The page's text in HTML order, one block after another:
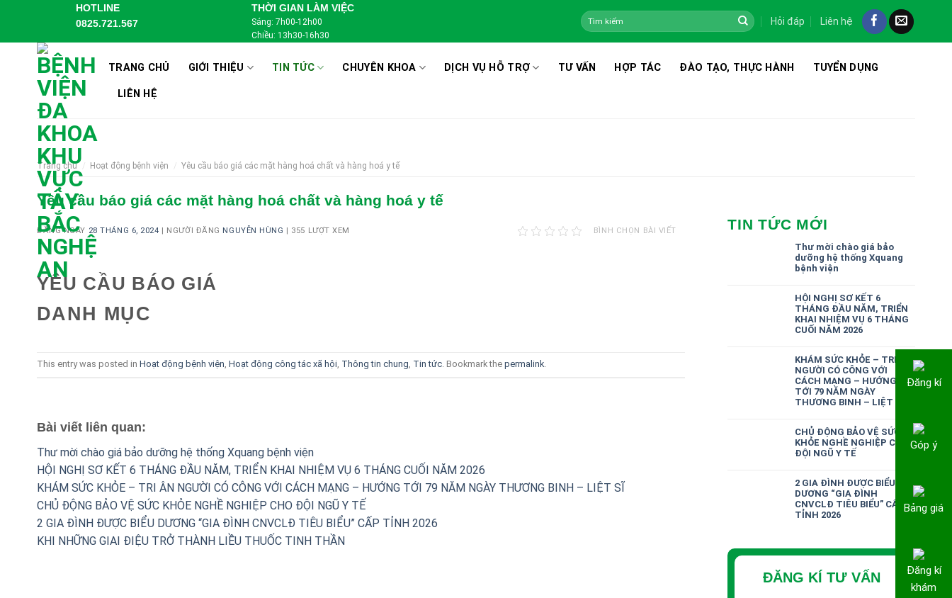
content
HOTLINE
0825.721.567
THỜI GIAN LÀM VIỆC
Sáng: 7h00-12h00
Chiều: 13h30-16h30
Hỏi đáp Liên hệ
TRANG CHỦ GIỚI THIỆU TIN TỨC CHUYÊN KHOA DỊCH VỤ HỖ TRỢ TƯ VẤN HỢP TÁC ĐÀO TẠO, THỰC HÀNH TUYỂN DỤNG
LIÊN HỆ
Trang chủ / Hoạt động bệnh viện / Yêu cầu báo giá các mặt hàng hoá chất và hàng hoá y tế
Yêu cầu báo giá các mặt hàng hoá chất và hàng hoá y tế
ĐĂNG NGÀY 28 THÁNG 6, 2024 | NGƯỜI ĐĂNG NGUYỄN HÙNG | 355 LƯỢT XEM BÌNH CHỌN BÀI VIẾT
YÊU CẦU BÁO GIÁ
DANH MỤC
This entry was posted in Hoạt động bệnh viện, Hoạt động công tác xã hội, Thông tin chung, Tin tức. Bookmark the permalink.
Bài viết liên quan:
Thư mời chào giá bảo dưỡng hệ thống Xquang bệnh viện
HỘI NGHỊ SƠ KẾT 6 THÁNG ĐẦU NĂM, TRIỂN KHAI NHIỆM VỤ 6 THÁNG CUỐI NĂM 2026
KHÁM SỨC KHỎE – TRI ÂN NGƯỜI CÓ CÔNG VỚI CÁCH MẠNG – HƯỚNG TỚI 79 NĂM NGÀY THƯƠNG BINH – LIỆT SĨ
CHỦ ĐỘNG BẢO VỆ SỨC KHỎE NGHỀ NGHIỆP CHO ĐỘI NGŨ Y TẾ
2 GIA ĐÌNH ĐƯỢC BIỂU DƯƠNG “GIA ĐÌNH CNVCLĐ TIÊU BIỂU” CẤP TỈNH 2026
KHI NHỮNG GIAI ĐIỆU TRỞ THÀNH LIỀU THUỐC TINH THẦN
TIN TỨC MỚI
Thư mời chào giá bảo
dưỡng hệ thống Xquang
bệnh viện
HỘI NGHỊ SƠ KẾT 6
THÁNG ĐẦU NĂM, TRIỂN
KHAI NHIỆM VỤ 6 THÁNG
CUỐI NĂM 2026
KHÁM SỨC KHỎE – TRI ÂN
NGƯỜI CÓ CÔNG VỚI
CÁCH MẠNG – HƯỚNG
TỚI 79 NĂM NGÀY
THƯƠNG BINH – LIỆT SĨ
CHỦ ĐỘNG BẢO VỆ SỨC
KHỎE NGHỀ NGHIỆP CHO
ĐỘI NGŨ Y TẾ
2 GIA ĐÌNH ĐƯỢC BIỂU
DƯƠNG “GIA ĐÌNH
CNVCLĐ TIÊU BIỂU” CẤP
TỈNH 2026
ĐĂNG KÍ TƯ VẤN
Đăng kí
Góp ý
Bảng giá
Đăng kí
khám